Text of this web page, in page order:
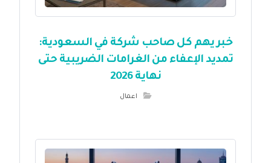
خبر يهم كل صاحب شركة في السعودية:
تمديد الإعفاء من الغرامات الضريبية حتى
نهاية 2026
اعمال